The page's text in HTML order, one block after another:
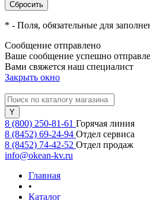
* - Поля, обязательные для
Сообщение отправлено
Ваше сообщение успешно
Вами свяжется наш специалист
Закрыть окно
8 (800) 250-81-61 Горячая линия
8 (8452) 69-24-94 Отдел сервиса
8 (8452) 74-42-52 Отдел продаж
info@okean-kv.ru
Главная
•
Каталог